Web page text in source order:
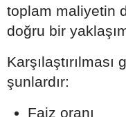
toplam maliyetin
doğru bir
şunlardır:
Faiz oranı